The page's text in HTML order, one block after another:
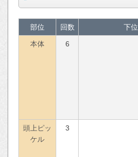
部位 回数 下位
本体 6
頭上ピッ
ケル
3